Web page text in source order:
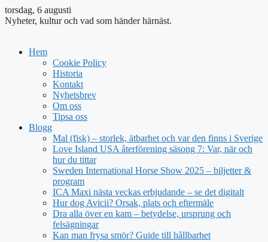
torsdag, 6 augusti
Nyheter, kultur och vad som händer härnäst.
Hem
Cookie Policy
Historia
Kontakt
Nyhetsbrev
Om oss
Tipsa oss
Blogg
Mal (fisk) – storlek, ätbarhet och var den finns i Sverige
Love Island USA återförening säsong 7: Var, när och
hur du tittar
Sweden International Horse Show 2025 – biljetter &
program
ICA Maxi nästa veckas erbjudande – se det digitalt
Hur dog Avicii? Orsak, plats och eftermäle
Dra alla över en kam – betydelse, ursprung och
felsägningar
Kan man frysa smör? Guide till hållbarhet